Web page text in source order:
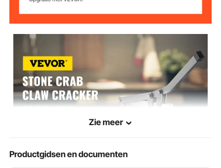
Zie meer
Productgidsen en documenten